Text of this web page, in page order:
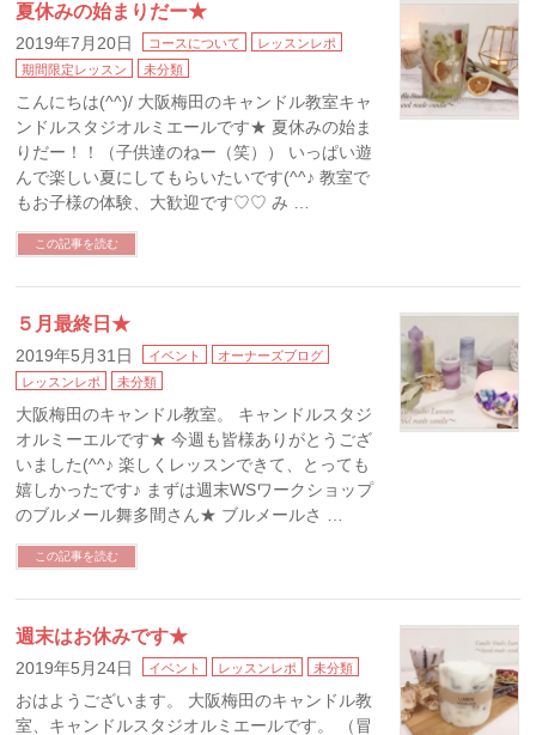
夏休みの始まりだー★
2019年7月20日 コースについて
レッスンレポ
期間限定レッスン
未分類
こんにちは(^^)/ 大阪梅田のキャンドル教室キャ
ンドルスタジオルミエールです★ 夏休みの始ま
りだー！！（子供達のねー（笑）） いっぱい遊
んで楽しい夏にしてもらいたいです(^^♪ 教室で
もお子様の体験、大歓迎です♡♡ み …
この記事を読む
５月最終日★
2019年5月31日 イベント
オーナーズブログ
レッスンレポ
未分類
大阪梅田のキャンドル教室。 キャンドルスタジ
オルミーエルです★ 今週も皆様ありがとうござ
いました(^^♪ 楽しくレッスンできて、とっても
嬉しかったです♪ まずは週末WSワークショップ
のブルメール舞多間さん★ ブルメールさ …
この記事を読む
週末はお休みです★
2019年5月24日 イベント レッスンレポ 未分類
おはようございます。 大阪梅田のキャンドル教
室、キャンドルスタジオルミエールです。 （冒